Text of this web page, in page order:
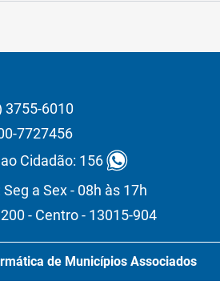
3755-6010
7727456
Cidadão: 156
a Sex - 08h às 17h
- Centro - 13015-904
de Municípios Associados